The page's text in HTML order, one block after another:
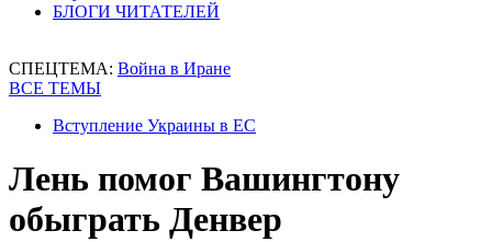
БЛОГИ ЧИТАТЕЛЕЙ
СПЕЦТЕМА: Война в Иране
ВСЕ ТЕМЫ
Вступление Украины в ЕС
Лень помог Вашингтону
обыграть Денвер